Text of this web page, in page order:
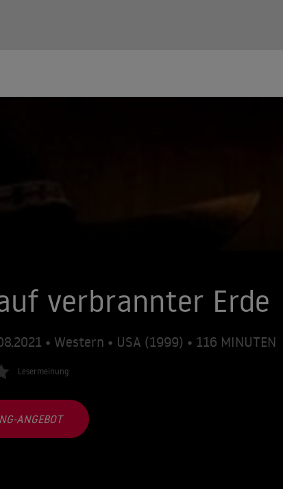
verbrannter Erde
• Western • USA (1999) • 116 MINUTEN
Lesermeinung
ANGEBOT